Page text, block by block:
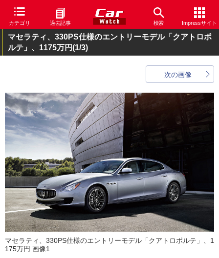
カテゴリ 過去記事 検索 Impressサイト
マセラティ、330PS仕様のエントリーモデル「クアトロポ
ルテ」、1175万円(1/3)
次の画像
マセラティ、330PS仕様のエントリーモデル「クアトロポルテ」、1
175万円 画像1